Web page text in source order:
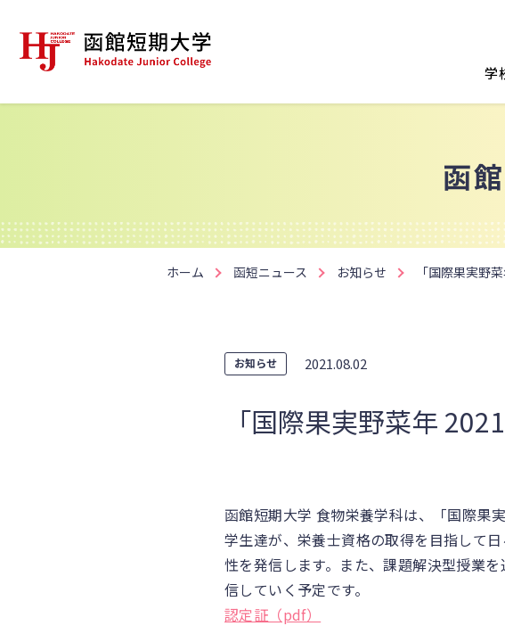
学
函
ホーム 函短ニュース お知らせ 「国際果実野
お知らせ 2021.08.02
「国際果実野菜年
函館短期大学 食物栄養学科は、「国際果
学生達が、栄養士資格の取得を目指して
性を発信します。また、課題解決型授業
信していく予定です。
認定証（pdf）